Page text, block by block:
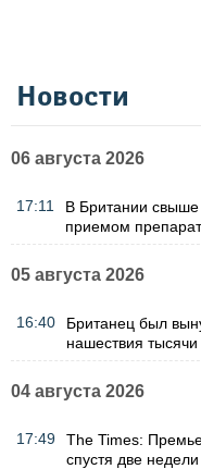
Новости
06 августа 2026
17:11
В Британии свыше
приемом
05 августа 2026
16:40
Британец был
нашествия тысячи
04 августа 2026
17:49
The Times:
спустя две